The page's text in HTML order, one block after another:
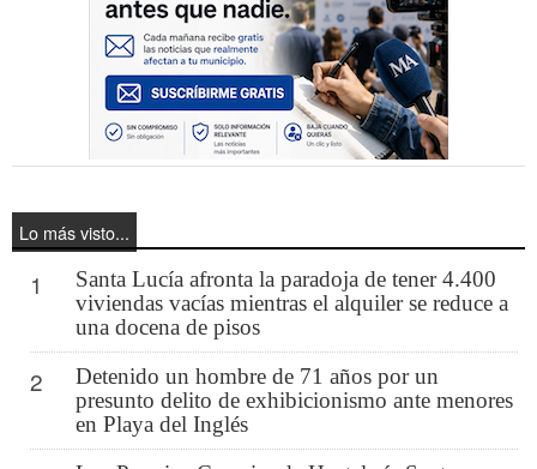
Lo más visto...
1
Santa Lucía afronta la paradoja de tener 4.400
viviendas vacías mientras el alquiler se reduce a
una docena de pisos
2
Detenido un hombre de 71 años por un
presunto delito de exhibicionismo ante menores
en Playa del Inglés